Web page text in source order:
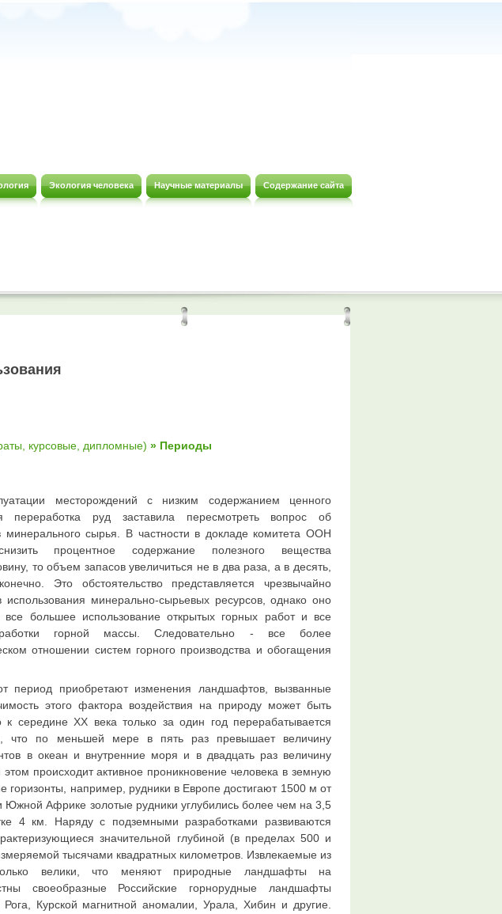
Экология человека Научные материалы Содержание сайта
курсовые, дипломные) » Периоды
месторождений с низким содержанием ценного
переработка руд заставила пересмотреть вопрос об
минерального сырья. В частности в докладе комитета ООH
процентное содержание полезного вещества
то объем запасов увеличиться не в два раза, а в десять,
Это обстоятельство представляется чрезвычайно
минерально-сырьевых ресурсов, однако оно
все большее использование открытых горных работ и все
горной массы. Следовательно - все более
отношении систем горного производства и обогащения
период приобретают изменения ландшафтов, вызванные
этого фактора воздействия на природу может быть
к середине ХХ века только за один год перерабатывается
что по меньшей мере в пять раз превышает величину
в океан и внутренние моря и в двадцать раз величину
происходит активное проникновение человека в земную
горизонты, например, рудники в Европе достигают 1500 м от
Южной Африке золотые рудники углубились более чем на 3,5
4 км. Наряду с подземными разработками развиваются
значительной глубиной (в пределах 500 и
тысячами квадратных километров. Извлекаемые из
велики, что меняют природные ландшафты на
своеобразные Российские горнорудные ландшафты
Рога, Курской магнитной аномалии, Урала, Хибин и другие.